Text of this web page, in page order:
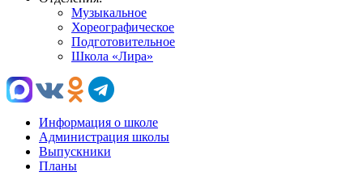
Музыкальное
Хореографическое
Подготовительное
Школа «Лира»
Информация о школе
Администрация школы
Выпускники
Планы